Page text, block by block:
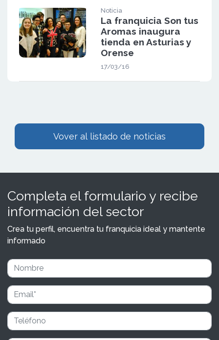
Noticia
La franquicia Son tus
Aromas inaugura
tienda en Asturias y
Orense
17/03/16
Vover al listado de noticias
Completa el formulario y recibe
información del sector
Crea tu perfil, encuentra tu franquicia ideal y mantente
informado